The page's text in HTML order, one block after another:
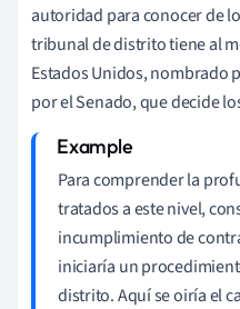
autoridad para conocer de
tribunal de distrito tiene al
Estados Unidos, nombrado
por el Senado, que decide
Para comprender la
tratados a este nivel,
incumplimiento de
iniciaría un
distrito. Aquí se oiría el